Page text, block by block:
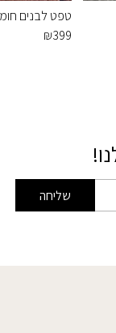
טפט לבנים
₪399
שליחה